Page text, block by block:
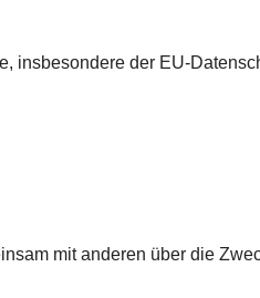
insbesondere der EU-
mit anderen über die